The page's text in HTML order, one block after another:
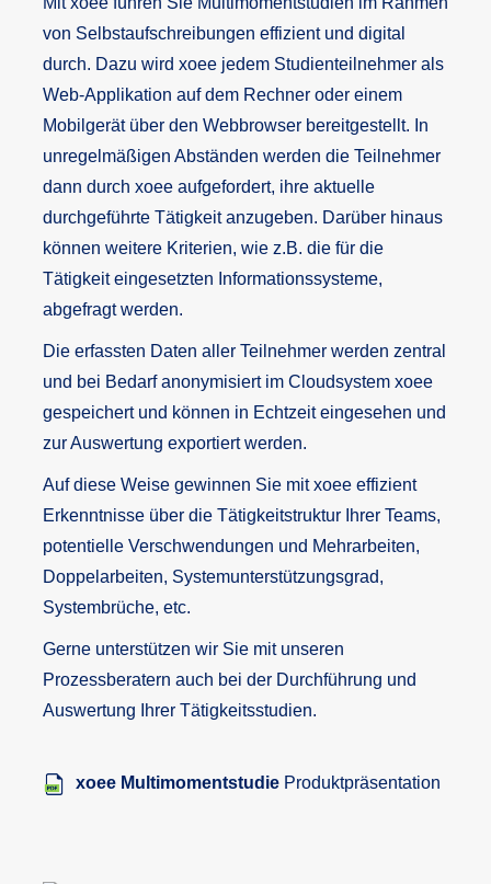
von Selbstaufschreibungen effizient und digital
durch. Dazu wird xoee jedem Studienteilnehmer als
Web-Applikation auf dem Rechner oder einem
Mobilgerät über den Webbrowser bereitgestellt. In
unregelmäßigen Abständen werden die Teilnehmer
dann durch xoee aufgefordert, ihre aktuelle
durchgeführte Tätigkeit anzugeben. Darüber hinaus
können weitere Kriterien, wie z.B. die für die
Tätigkeit eingesetzten Informationssysteme,
abgefragt werden.
Die erfassten Daten aller Teilnehmer werden zentral
und bei Bedarf anonymisiert im Cloudsystem xoee
gespeichert und können in Echtzeit eingesehen und
zur Auswertung exportiert werden.
Auf diese Weise gewinnen Sie mit xoee effizient
Erkenntnisse über die Tätigkeitstruktur Ihrer Teams,
potentielle Verschwendungen und Mehrarbeiten,
Doppelarbeiten, Systemunterstützungsgrad,
Systembrüche, etc.
Gerne unterstützen wir Sie mit unseren
Prozessberatern auch bei der Durchführung und
Auswertung Ihrer Tätigkeitsstudien.
xoee MultimomentstudieProduktpräsentation